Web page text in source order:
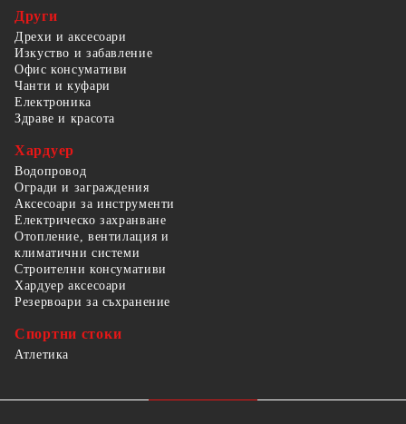
Други
Дрехи и аксесоари
Изкуство и забавление
Офис консумативи
Чанти и куфари
Електроника
Здраве и красота
Хардуер
Водопровод
Огради и заграждения
Аксесоари за инструменти
Електрическо захранване
Отопление, вентилация и
климатични системи
Строителни консумативи
Хардуер аксесоари
Резервоари за съхранение
Спортни стоки
Атлетика